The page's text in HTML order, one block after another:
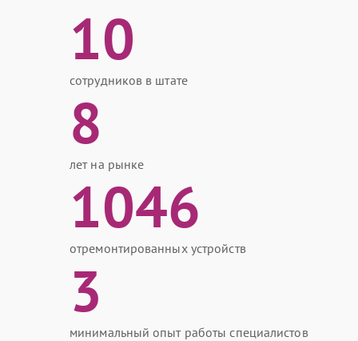
10
сотрудников в штате
8
лет на рынке
1046
отремонтированных устройств
3
минимальный опыт работы специалистов